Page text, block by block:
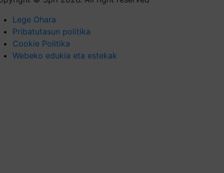
Lege Ohara
Pribatutasun politika
Cookie Politika
Webeko edukia eta estekak